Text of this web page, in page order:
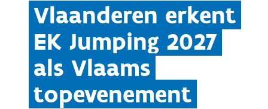
Vlaanderen erkent
EK Jumping 2027
als Vlaams
topevenement